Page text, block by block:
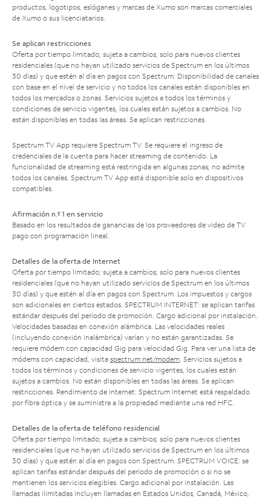
productos, logotipos, eslóganes y marcas de Xumo son marcas comerciales
de Xumo o sus licenciatarios.
Se aplican restricciones
Oferta por tiempo limitado; sujeta a cambios; solo para nuevos clientes
residenciales (que no hayan utilizado servicios de Spectrum en los últimos
30 días) y que estén al día en pagos con Spectrum. Disponibilidad de canales
con base en el nivel de servicio y no todos los canales están disponibles en
todos los mercados o zonas. Servicios sujetos a todos los términos y
condiciones de servicio vigentes, los cuales están sujetos a cambios. No
están disponibles en todas las áreas. Se aplican restricciones.
Spectrum TV App requiere Spectrum TV. Se requiere el ingreso de
credenciales de la cuenta para hacer streaming de contenido. La
funcionalidad de streaming está restringida en algunas zonas; no admite
todos los canales. Spectrum TV App está disponible solo en dispositivos
compatibles.
Afirmación n.º 1 en servicio
Basado en los resultados de ganancias de los proveedores de video de TV
pago con programación lineal.
Detalles de la oferta de Internet
Oferta por tiempo limitado; sujeta a cambios; solo para nuevos clientes
residenciales (que no hayan utilizado servicios de Spectrum en los últimos
30 días) y que estén al día en pagos con Spectrum. Los impuestos y cargos
son adicionales en ciertos estados. SPECTRUM INTERNET: se aplican tarifas
estándar después del período de promoción. Cargo adicional por instalación.
Velocidades basadas en conexión alámbrica. Las velocidades reales
(incluyendo conexión inalámbrica) varían y no están garantizadas. Se
requiere módem con capacidad Gig para velocidad Gig. Para ver una lista de
módems con capacidad, visita spectrum.net/modem. Servicios sujetos a
todos los términos y condiciones de servicio vigentes, los cuales están
sujetos a cambios. No están disponibles en todas las áreas. Se aplican
restricciones. Rendimiento de Internet: Spectrum Internet está respaldado
por fibra óptica y se suministra a la propiedad mediante una red HFC.
Detalles de la oferta de teléfono residencial
Oferta por tiempo limitado; sujeta a cambios; solo para nuevos clientes
residenciales (que no hayan utilizado servicios de Spectrum en los últimos
30 días) y que estén al día en pagos con Spectrum. SPECTRUM VOICE: se
aplican tarifas estándar después del período de promoción o si no se
mantienen los servicios elegibles. Cargo adicional por instalación. Las
llamadas ilimitadas incluyen llamadas en Estados Unidos, Canadá, México,